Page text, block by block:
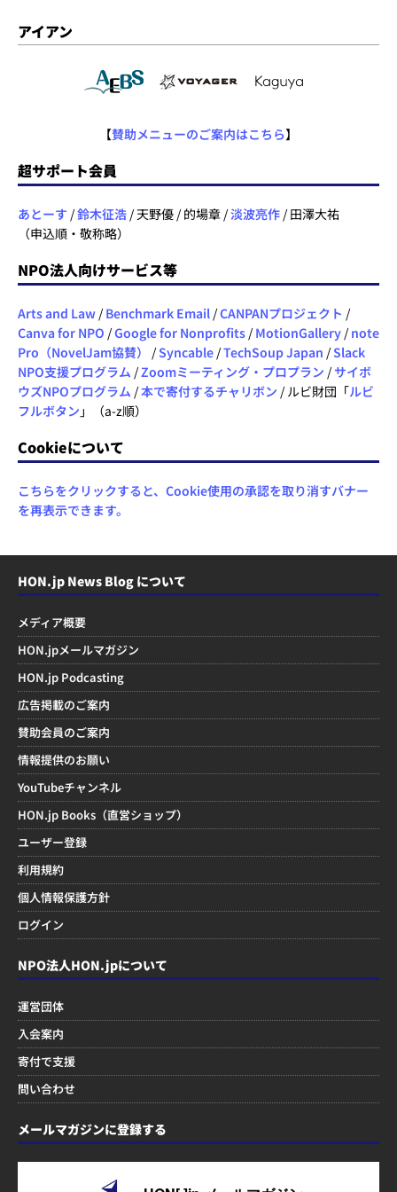
アイアン
【賛助メニューのご案内はこちら】
超サポート会員
あとーす /鈴木征浩 / 天野優 / 的場章 /淡波亮作 / 田澤大祐
（申込順・敬称略）
NPO法人向けサービス等
Arts and Law / Benchmark Email /CANPANプロジェクト /
Canva for NPO /Google for Nonprofits / MotionGallery / note
Pro（NovelJam協賛）
/Syncable /TechSoup Japan /Slack
NPO支援プログラム /Zoomミーティング・プロプラン /サイボ
ウズNPOプログラム /本で寄付するチャリボン / ルビ財団「ルビ
フルボタン 」（a-z順）
Cookieについて
こちらをクリックすると、Cookie使用の承認を取り消すバナー
を再表示できます。
HON.jp News Blog について
メディア概要
HON.jpメールマガジン
HON.jp Podcasting
広告掲載のご案内
賛助会員のご案内
情報提供のお願い
YouTubeチャンネル
HON.jp Books（直営ショップ）
ユーザー登録
利用規約
個人情報保護方針
ログイン
NPO法人HON.jpについて
運営団体
入会案内
寄付で支援
問い合わせ
メールマガジンに登録する